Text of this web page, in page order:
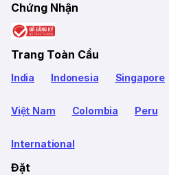
Chứng Nhận
Trang Toàn Cầu
India Indonesia Singapore
Việt Nam Colombia Peru
International
Đặt